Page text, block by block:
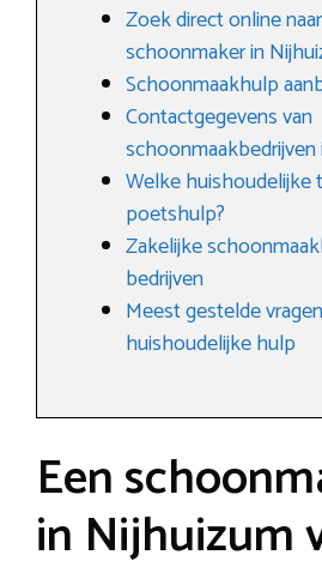
Zoek direct online
schoonmaker in
Schoonmaakhulp
Contactgegevens van
Welke huishoudelijke
poetshulp?
Zakelijke
bedrijven
Meest gestelde
huishoudelijke hulp
Een
in Nijhuizum